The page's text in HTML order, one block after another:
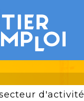
d'activité